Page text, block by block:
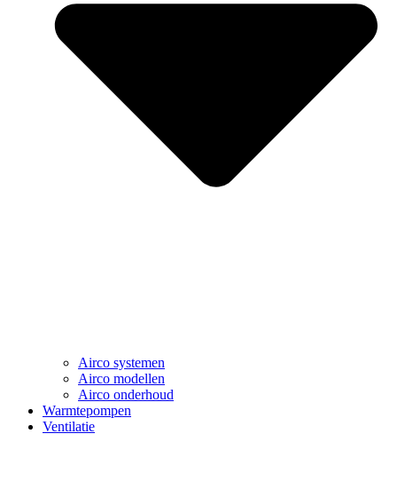
Airco systemen
Airco modellen
Airco onderhoud
Warmtepompen
Ventilatie